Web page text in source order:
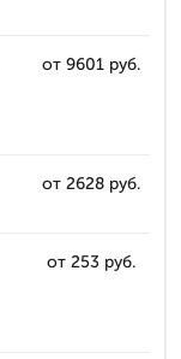
от 9601 руб.
от 2628 руб.
от 253 руб.